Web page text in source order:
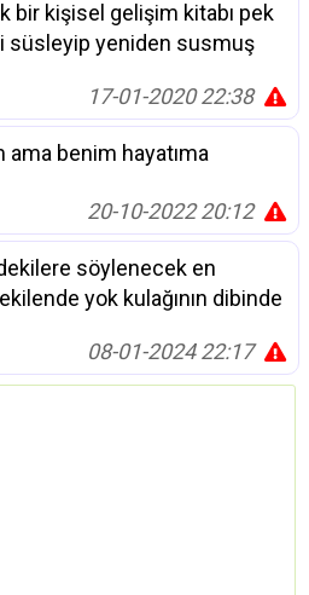
bir kişisel gelişim kitabı pek
süsleyip yeniden susmuş
17-01-2020 22:38
ama benim hayatıma
20-10-2022 20:12
söylenecek en
yok kulağının dibinde
08-01-2024 22:17